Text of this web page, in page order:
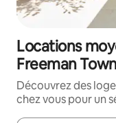
Locations
Freeman
Découvrez des
chez vous pour un